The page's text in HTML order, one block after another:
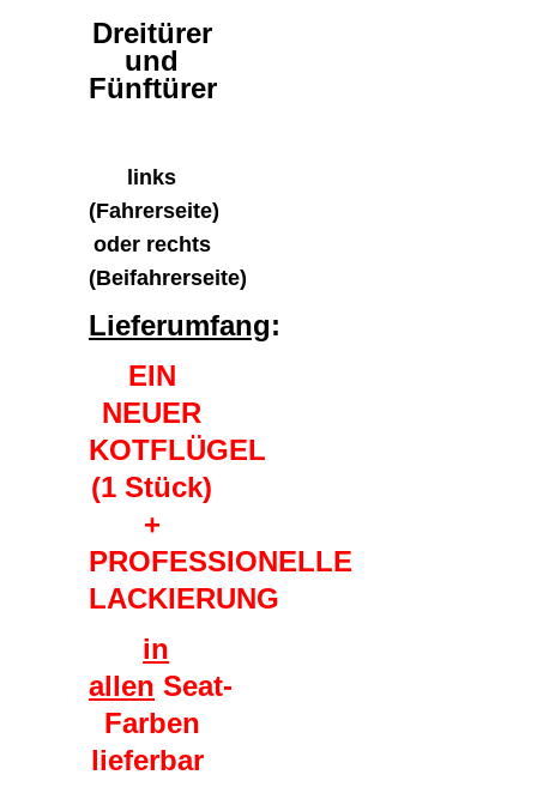
Dreitürer
und
Fünftürer
links
(Fahrerseite)
oder rechts
(Beifahrerseite)
Lieferumfang:
EIN
NEUER
KOTFLÜGEL
(1 Stück)
+
PROFESSIONELLE
LACKIERUNG
in
allen Seat-
Farben
lieferbar